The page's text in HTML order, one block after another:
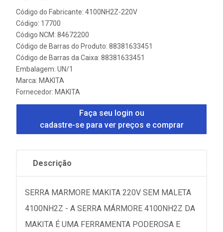
Código do Fabricante: 4100NH2Z-220V
Código: 17700
Código NCM: 84672200
Código de Barras do Produto: 88381633451
Código de Barras da Caixa: 88381633451
Embalagem: UN/1
Marca: MAKITA
Fornecedor: MAKITA
Faça seu login ou
cadastre-se para ver preços e comprar
Descrição
SERRA MARMORE MAKITA 220V SEM MALETA
4100NH2Z - A SERRA MÁRMORE 4100NH2Z DA
MAKITA É UMA FERRAMENTA PODEROSA E